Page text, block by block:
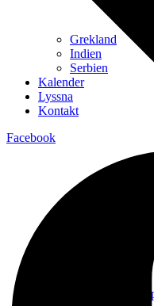
Grekland
Indien
Serbien
Kalender
Lyssna
Kontakt
Facebook